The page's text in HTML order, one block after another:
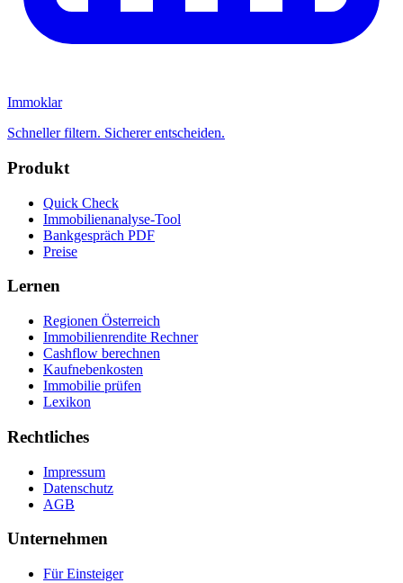
Immoklar
Schneller filtern. Sicherer entscheiden.
Produkt
Quick Check
Immobilienanalyse-Tool
Bankgespräch PDF
Preise
Lernen
Regionen Österreich
Immobilienrendite Rechner
Cashflow berechnen
Kaufnebenkosten
Immobilie prüfen
Lexikon
Rechtliches
Impressum
Datenschutz
AGB
Unternehmen
Für Einsteiger